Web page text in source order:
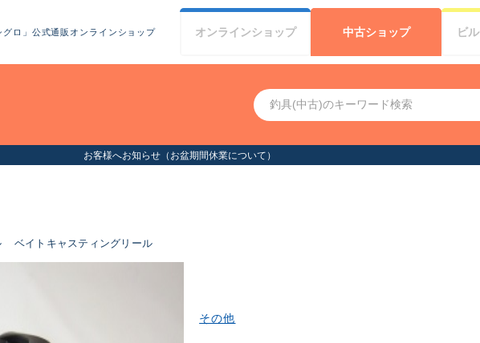
ロ」公式通販オンラインショップ オンラインショップ 中古ショップ ビ
お客様へお知らせ（お盆期間休業について）
ベイトキャスティングリール
その他